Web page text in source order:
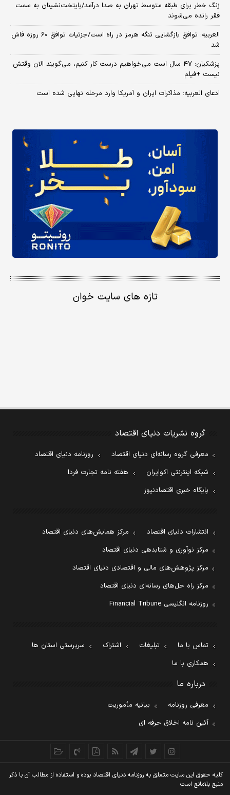
زنگ خطر برای طبقه متوسط تهران به صدا درآمد/پایتخت‌نشینان به سمت
فقر رانده می‌شوند
العربیه: توافق بازگشایی تنگه هرمز در راه است/جزئیات توافق ۶۰ روزه فاش
شد
پزشکیان: ۴۷ سال است می‌خواهیم درست کار کنیم، می‌گویند الان وقتش
نیست +فیلم
ادعای العربیه: مذاکرات ایران و آمریکا وارد مرحله نهایی شده است
تازه های سایت خوان
گروه نشریات دنیای اقتصاد
معرفی گروه رسانه‌ای دنیای اقتصاد
روزنامه دنیای اقتصاد
شبکه اینترنتی اکوایران
هفته نامه تجارت فردا
پایگاه خبری اقتصادنیوز
انتشارات دنیای اقتصاد
مرکز همایش‌های دنیای اقتصاد
مرکز نوآوری و شتابدهی دنیای اقتصاد
مرکز پژوهش‌های مالی و اقتصادی دنیای اقتصاد
مرکز راه حل‌های رسانه‌ای دنیای اقتصاد
روزنامه انگلیسی Financial Tribune
تماس با ما تبلیغات اشتراک
سرپرستی استان ها
همکاری با ما
درباره ما
معرفی روزنامه
بیانیه مأموریت
آئین نامه اخلاق حرفه ای
کليه حقوق اين سايت متعلق به روزنامه دنيای اقتصاد بوده و استفاده از مطالب آن با ذکر
منبع بلامانع است